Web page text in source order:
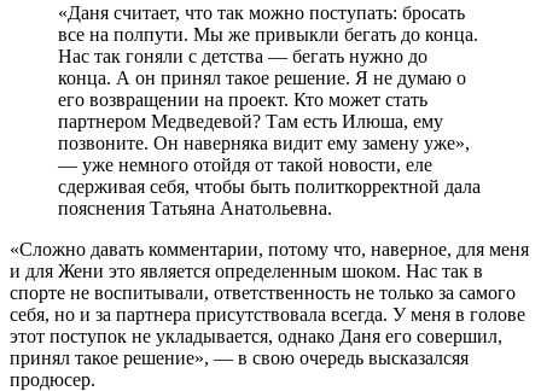
«Даня считает, что так можно поступать: бросать
все на полпути. Мы же привыкли бегать до конца.
Нас так гоняли с детства — бегать нужно до
конца. А он принял такое решение. Я не думаю о
его возвращении на проект. Кто может стать
партнером Медведевой? Там есть Илюша, ему
позвоните. Он наверняка видит ему замену уже»,
— уже немного отойдя от такой новости, еле
сдерживая себя, чтобы быть политкорректной дала
пояснения Татьяна Анатольевна.
«Сложно давать комментарии, потому что, наверное, для меня
и для Жени это является определенным шоком. Нас так в
спорте не воспитывали, ответственность не только за самого
себя, но и за партнера присутствовала всегда. У меня в голове
этот поступок не укладывается, однако Даня его совершил,
принял такое решение», — в свою очередь высказалсяя
продюсер.